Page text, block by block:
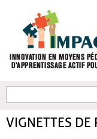
FORMULAIRE DE
VIGNETTES DE